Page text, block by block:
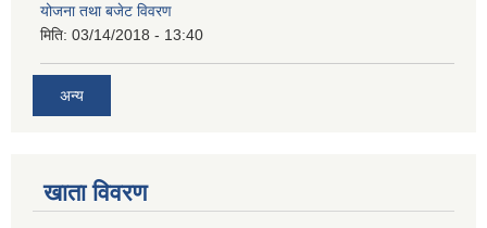
योजना तथा बजेट विवरण
मिति: 03/14/2018 - 13:40
अन्य
खाता विवरण